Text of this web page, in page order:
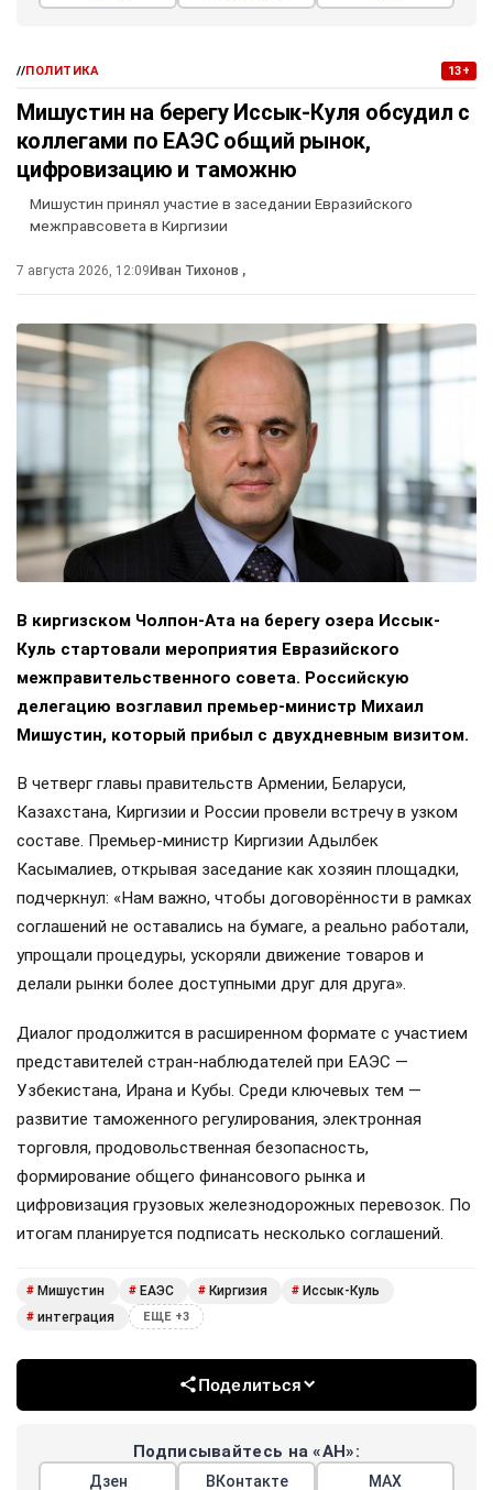
//ПОЛИТИКА 13+
Мишустин на берегу Иссык-Куля обсудил с
коллегами по ЕАЭС общий рынок,
цифровизацию и таможню
Мишустин принял участие в заседании Евразийского
межправсовета в Киргизии
7 августа 2026, 12:09 Иван Тихонов ,
В киргизском Чолпон-Ата на берегу озера Иссык-
Куль стартовали мероприятия Евразийского
межправительственного совета. Российскую
делегацию возглавил премьер-министр Михаил
Мишустин, который прибыл с двухдневным визитом.
В четверг главы правительств Армении, Беларуси,
Казахстана, Киргизии и России провели встречу в узком
составе. Премьер-министр Киргизии Адылбек
Касымалиев, открывая заседание как хозяин площадки,
подчеркнул: «Нам важно, чтобы договорённости в рамках
соглашений не оставались на бумаге, а реально работали,
упрощали процедуры, ускоряли движение товаров и
делали рынки более доступными друг для друга».
Диалог продолжится в расширенном формате с участием
представителей стран-наблюдателей при ЕАЭС —
Узбекистана, Ирана и Кубы. Среди ключевых тем —
развитие таможенного регулирования, электронная
торговля, продовольственная безопасность,
формирование общего финансового рынка и
цифровизация грузовых железнодорожных перевозок. По
итогам планируется подписать несколько соглашений.
# Мишустин # ЕАЭС # Киргизия # Иссык-Куль
# интеграция ЕЩЕ +3
Поделиться
Подписывайтесь на «АН»:
Дзен ВКонтакте МАХ